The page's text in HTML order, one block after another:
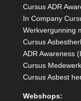
Cursus ADR
In Company
Werkvergunning
Cursus
ADR Awareness
Cursus
Cursus Asbest
Webshops: